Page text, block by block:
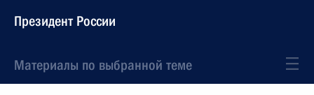
Президент России
Материалы по выбранной теме